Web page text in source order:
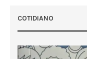
COTIDIANO